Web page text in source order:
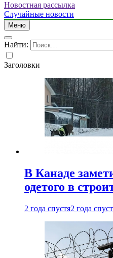
Новостная рассылка
Случайные новости
Меню
Найти:
Заголовки
В Канаде
одетого в
2 года спустя2 года